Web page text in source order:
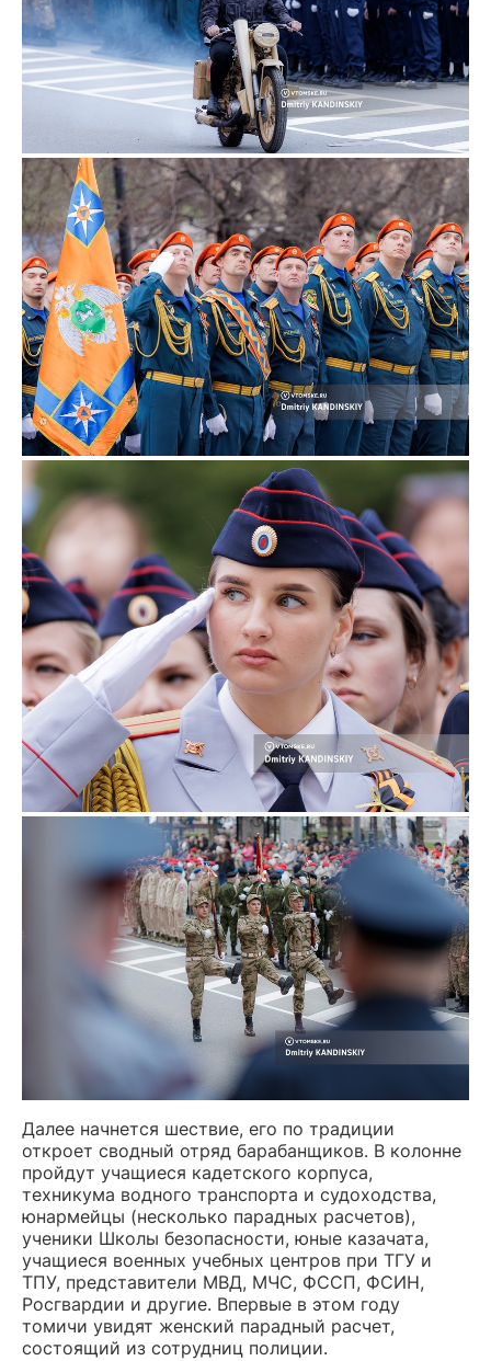
Далее начнется шествие, его по традиции
откроет сводный отряд барабанщиков. В колонне
пройдут учащиеся кадетского корпуса,
техникума водного транспорта и судоходства,
юнармейцы (несколько парадных расчетов),
ученики Школы безопасности, юные казачата,
учащиеся военных учебных центров при ТГУ и
ТПУ, представители МВД, МЧС, ФССП, ФСИН,
Росгвардии и другие. Впервые в этом году
томичи увидят женский парадный расчет,
состоящий из сотрудниц полиции.